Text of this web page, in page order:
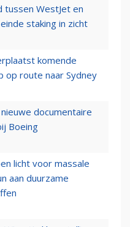
tussen WestJet en
staking in zicht
komende
op route naar Sydney
documentaire
Boeing
licht voor massale
aan duurzame